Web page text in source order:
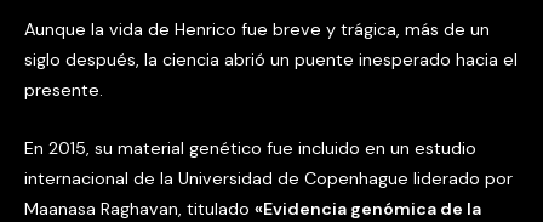
Aunque la vida de Henrico fue breve y trágica, más de un
siglo después, la ciencia abrió un puente inesperado hacia el
presente.
En 2015, su material genético fue incluido en un estudio
internacional de la Universidad de Copenhague liderado por
Maanasa Raghavan, titulado «Evidencia genómica de la